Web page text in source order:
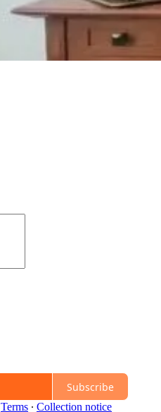
Subscribe
Terms ∙ Collection notice